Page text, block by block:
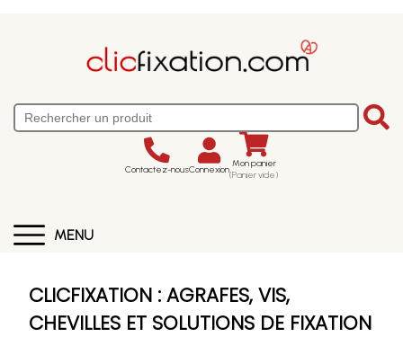
Contactez-nousConnexion Mon panier
(Panier vide)
MENU
CLICFIXATION : AGRAFES, VIS,
CHEVILLES ET SOLUTIONS DE FIXATION